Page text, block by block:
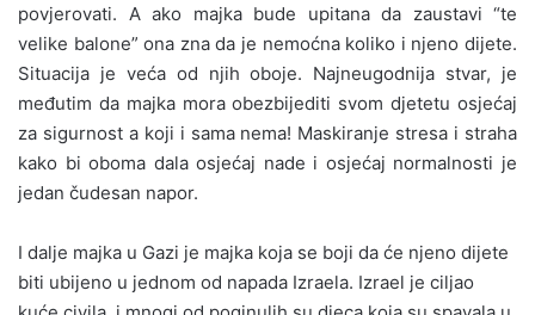
povjerovati. A ako majka bude upitana da zaustavi “te
velike balone” ona zna da je nemoćna koliko i njeno dijete.
Situacija je veća od njih oboje. Najneugodnija stvar, je
međutim da majka mora obezbijediti svom djetetu osjećaj
za sigurnost a koji i sama nema! Maskiranje stresa i straha
kako bi oboma dala osjećaj nade i osjećaj normalnosti je
jedan čudesan napor.
I dalje majka u Gazi je majka koja se boji da će njeno dijete
biti ubijeno u jednom od napada Izraela. Izrael je ciljao